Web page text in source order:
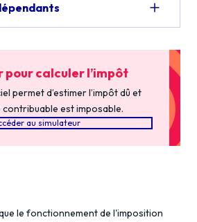
pour calculer l’impôt
permet d’estimer l’impôt dû et
est imposable.
au simulateur
le fonctionnement de l'imposition